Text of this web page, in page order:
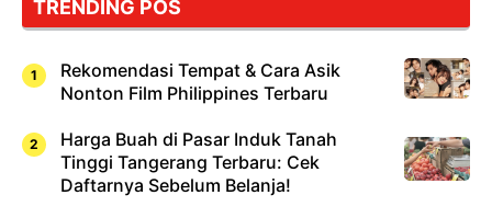
Sushi!
TRENDING POS
Rekomendasi Tempat & Cara Asik
Nonton Film Philippines Terbaru
Harga Buah di Pasar Induk Tanah
Tinggi Tangerang Terbaru: Cek
Daftarnya Sebelum Belanja!